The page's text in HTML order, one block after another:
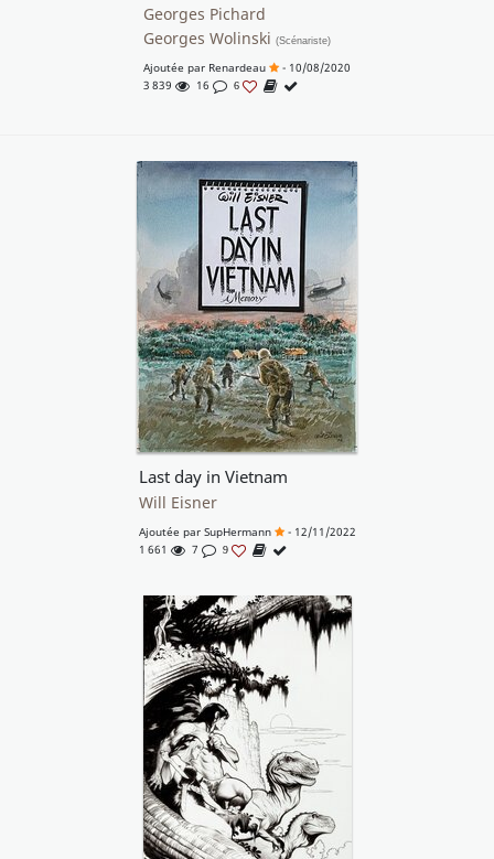
Georges Pichard
Georges Wolinski (Scénariste)
Ajoutée par Renardeau
- 10/08/2020
3 839
16 6
Last day in Vietnam
Will Eisner
Ajoutée par SupHermann
- 12/11/2022
1 661
7 9